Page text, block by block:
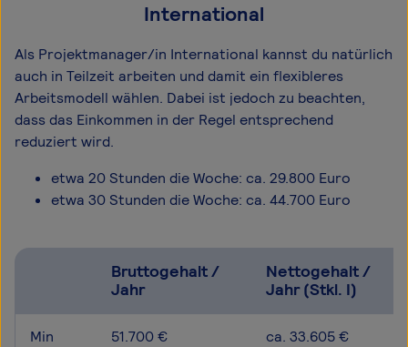
International
Als Projektmanager/in International kannst du natürlich
auch in Teilzeit arbeiten und damit ein flexibleres
Arbeitsmodell wählen. Dabei ist jedoch zu beachten,
dass das Einkommen in der Regel entsprechend
reduziert wird.
etwa 20 Stunden die Woche: ca. 29.800 Euro
etwa 30 Stunden die Woche: ca. 44.700 Euro
Bruttogehalt /
Jahr
Nettogehalt /
Jahr (Stkl. I)
Min 51.700 € ca. 33.605 €